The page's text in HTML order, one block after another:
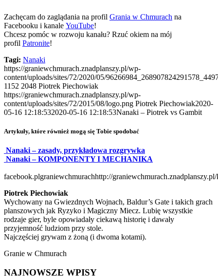
Zachęcam do zaglądania na profil Grania w Chmurach na
Facebooku i kanale YouTube!
Chcesz pomóc w rozwoju kanału? Rzuć okiem na mój
profil Patronite!
Tagi: Nanaki
https://graniewchmurach.znadplanszy.pl/wp-
content/uploads/sites/72/2020/05/
1152 2048 Piotrek Piechowiak
https://graniewchmurach.znadplanszy.pl/wp-
content/uploads/sites/72/2015/08/logo.png Piotrek Piechowiak2020-
05-16 12:18:532020-05-16 12:18:53Nanaki – Piotrek vs Gambit
Artykuły, które również mogą się Tobie spodobać
Nanaki – zasady, przykładowa rozgrywka
Nanaki – KOMPONENTY I MECHANIKA
facebook.plgraniewchmurachhttp://
Piotrek Piechowiak
Wychowany na Gwiezdnych Wojnach, Baldur’s Gate i takich grach
planszowych jak Ryzyko i Magiczny Miecz. Lubię wszystkie
rodzaje gier, byle opowiadały ciekawą historię i dawały
przyjemność ludziom przy stole.
Najczęściej grywam z żoną (i dwoma kotami).
Granie w Chmurach
NAJNOWSZE WPISY